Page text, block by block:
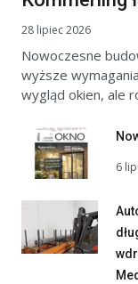
28 lipiec 2026
Nowoczesne
wyższe
wygląd okien, ale
6